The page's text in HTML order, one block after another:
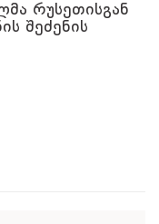
რუსეთისგან
შეძენის